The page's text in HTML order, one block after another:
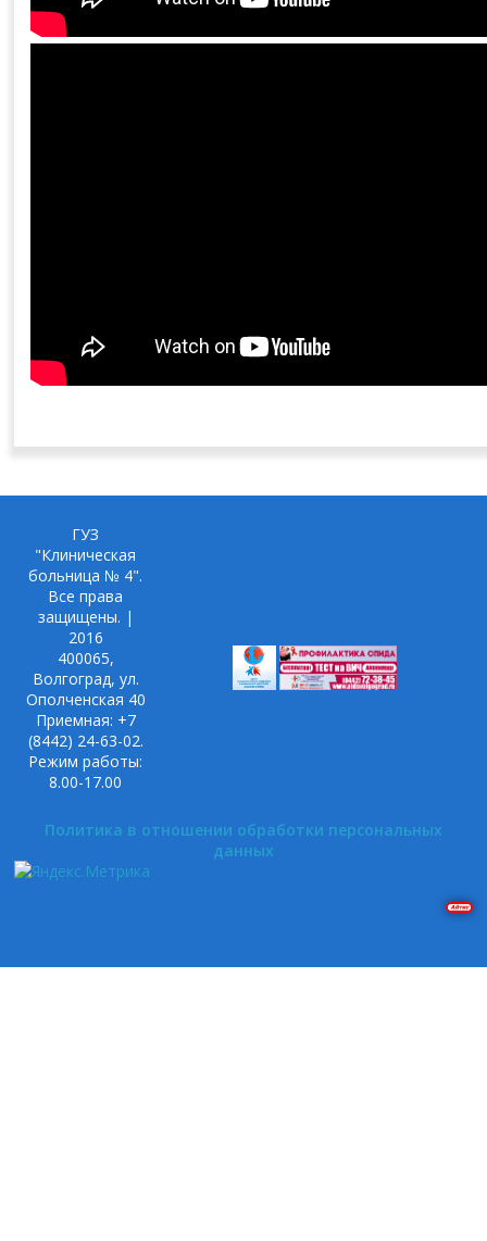
ГУЗ
"Клиническая
больница № 4".
Все права
защищены. |
2016
400065,
Волгоград, ул.
Ополченская 40
Приемная: +7
(8442) 24-63-02.
Режим работы:
8.00-17.00
Политика в отношении обработки персональных
данных